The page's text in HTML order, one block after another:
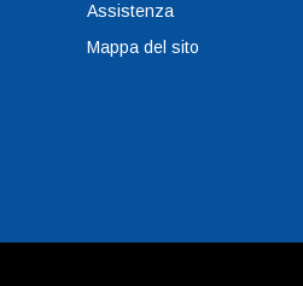
Assistenza
Mappa del sito